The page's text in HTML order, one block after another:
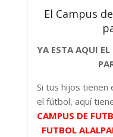
El Campus
YA ESTA AQUI
Si tus hijos tienen
el fútbol, aquí
CAMPUS DE
FUTBOL